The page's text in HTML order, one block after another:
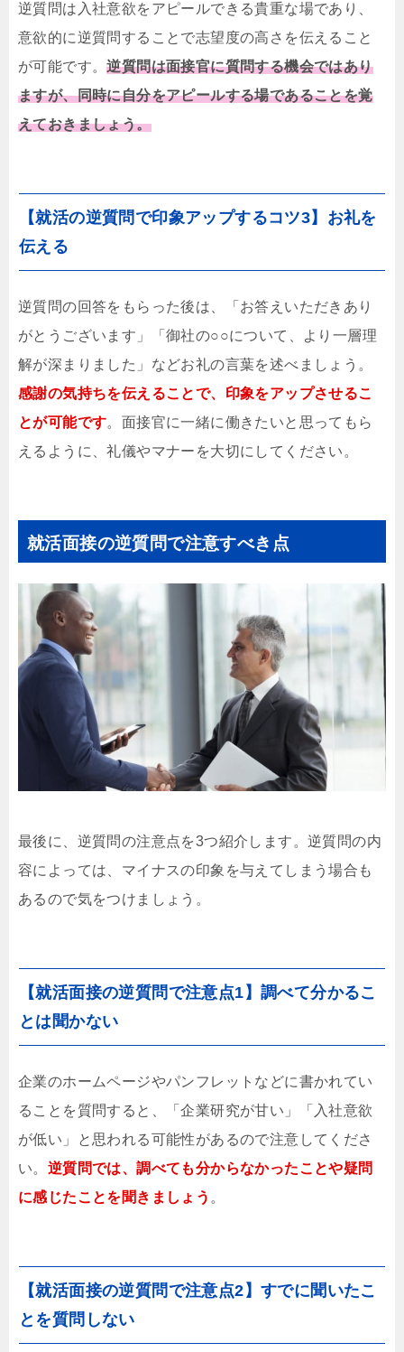
逆質問は入社意欲をアピールできる貴重な場であり、
意欲的に逆質問することで志望度の高さを伝えること
が可能です。逆質問は面接官に質問する機会ではあり
ますが、同時に自分をアピールする場であることを覚
えておきましょう。
【就活の逆質問で印象アップするコツ3】お礼を
伝える
逆質問の回答をもらった後は、「お答えいただきあり
がとうございます」「御社の○○について、より一層理
解が深まりました」などお礼の言葉を述べましょう。
感謝の気持ちを伝えることで、印象をアップさせるこ
とが可能です。面接官に一緒に働きたいと思ってもら
えるように、礼儀やマナーを大切にしてください。
就活面接の逆質問で注意すべき点
最後に、逆質問の注意点を3つ紹介します。逆質問の内
容によっては、マイナスの印象を与えてしまう場合も
あるので気をつけましょう。
【就活面接の逆質問で注意点1】調べて分かるこ
とは聞かない
企業のホームページやパンフレットなどに書かれてい
ることを質問すると、「企業研究が甘い」「入社意欲
が低い」と思われる可能性があるので注意してくださ
い。 逆質問では、調べても分からなかったことや疑問
に感じたことを聞きましょう 。
【就活面接の逆質問で注意点2】すでに聞いたこ
とを質問しない